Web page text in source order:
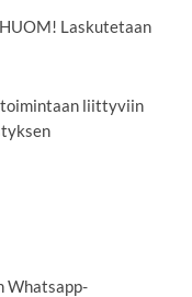
Laskutetaan
liittyviin
Whatsapp-